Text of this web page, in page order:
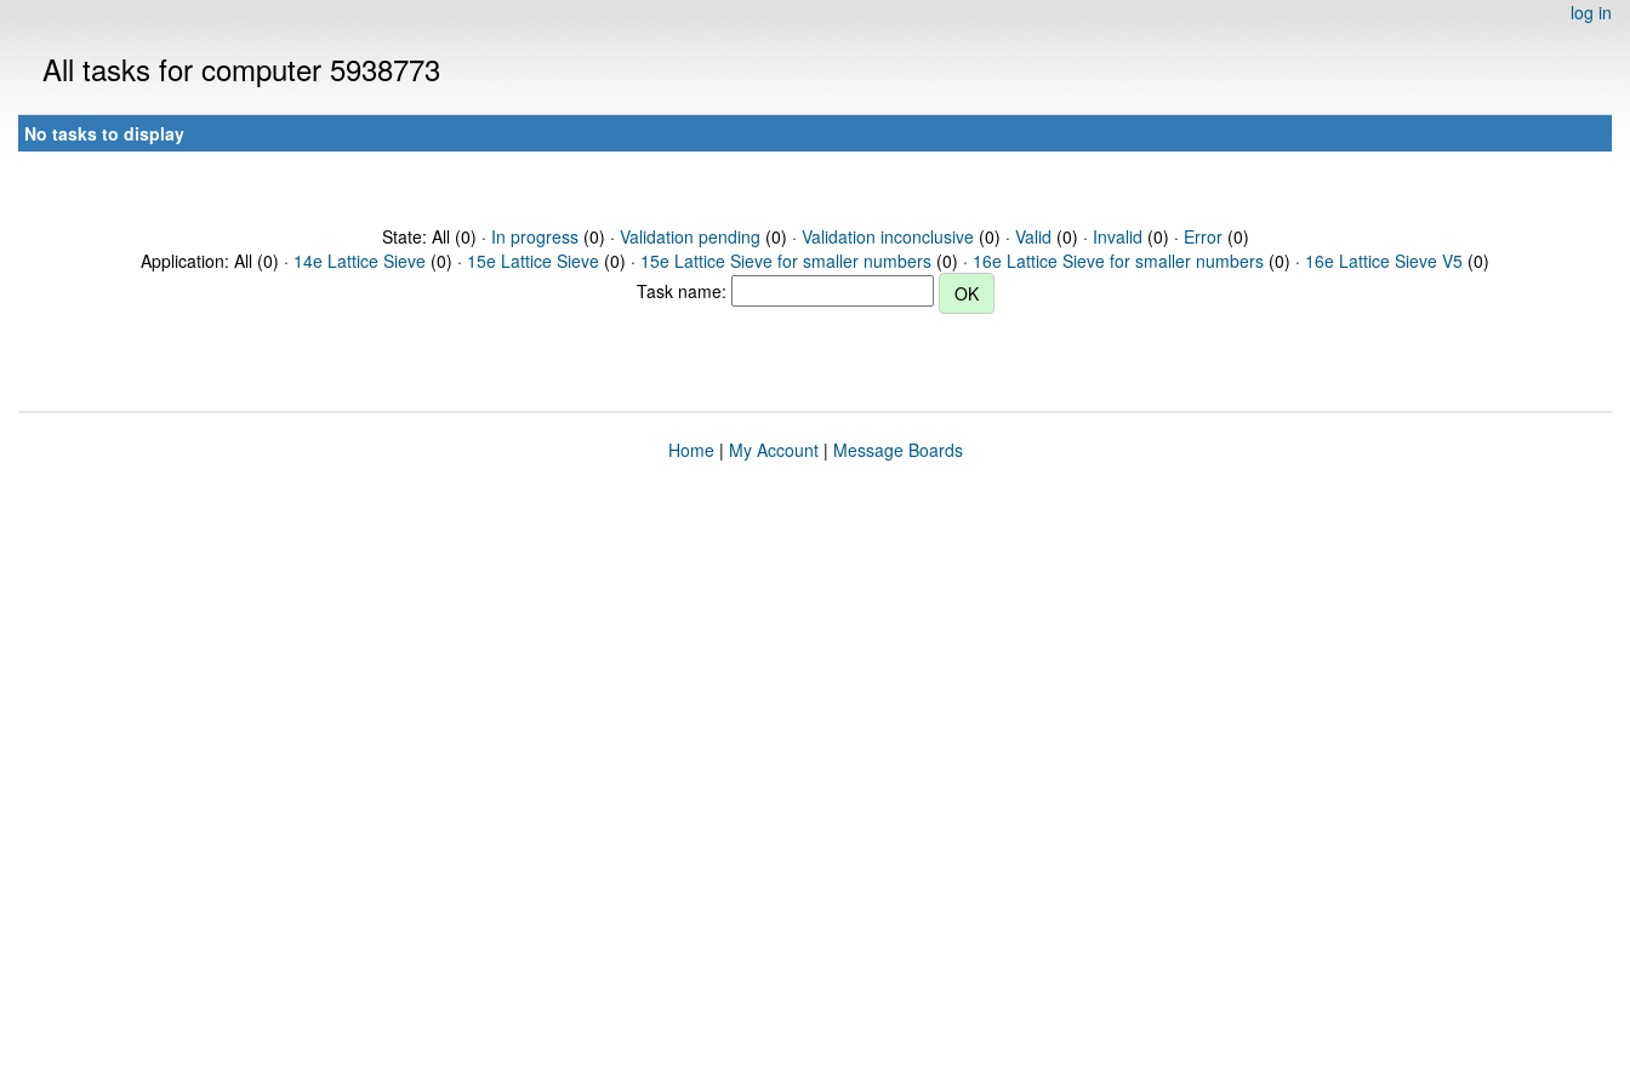
log in
All tasks for computer 5938773
No tasks to display
State: All (0) · In progress(0) · Validation pending (0) · Validation inconclusive(0) · Valid (0) · Invalid (0) · Error(0)
Application: All (0) · 14e Lattice Sieve (0) · 15e Lattice Sieve (0) · 15e Lattice Sieve for smaller numbers (0) · 16e Lattice Sieve for smaller numbers (0) · 16e Lattice Sieve V5 (0)
Task name:
Home| My Account| Message Boards